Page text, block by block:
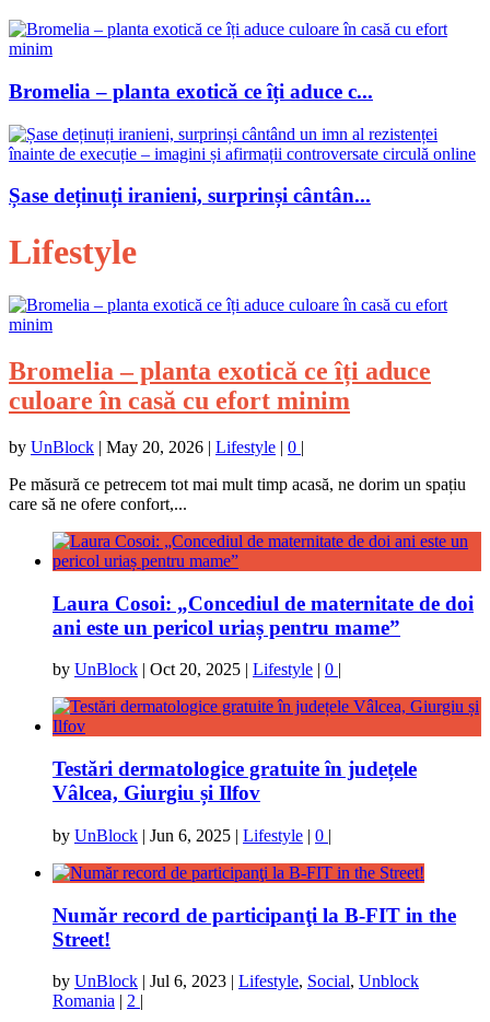
Bromelia – planta exotică ce îți aduce c...
Șase deținuți iranieni, surprinși cântân...
Lifestyle
Bromelia – planta exotică ce îți aduce
culoare în casă cu efort minim
by UnBlock | May 20, 2026 | Lifestyle | 0 |
Pe măsură ce petrecem tot mai mult timp acasă, ne dorim un spațiu
care să ne ofere confort,...
Laura Cosoi: „Concediul de maternitate de doi
ani este un pericol uriaș pentru mame”
by UnBlock | Oct 20, 2025 | Lifestyle | 0 |
Testări dermatologice gratuite în județele
Vâlcea, Giurgiu și Ilfov
by UnBlock | Jun 6, 2025 | Lifestyle | 0 |
Număr record de participanţi la B-FIT in the
Street!
by UnBlock | Jul 6, 2023 | Lifestyle, Social, Unblock
Romania | 2 |